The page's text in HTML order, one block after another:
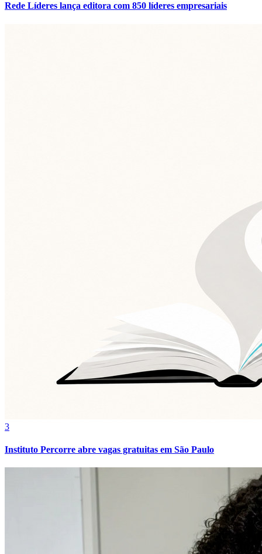
Rede Líderes lança editora com 850 líderes empresariais
3
Instituto Percorre abre vagas gratuitas em São Paulo